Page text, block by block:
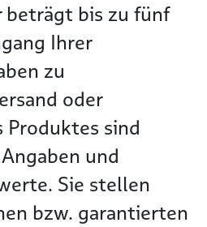
beträgt bis zu fünf
Ihrer
zu
oder
sind
und
Sie stellen
bzw. garantierten